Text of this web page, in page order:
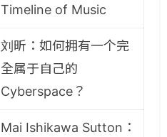
Timeline of Music
刘昕：如何拥有一个完
全属于自己的
Cyberspace？
Mai Ishikawa Sutton：